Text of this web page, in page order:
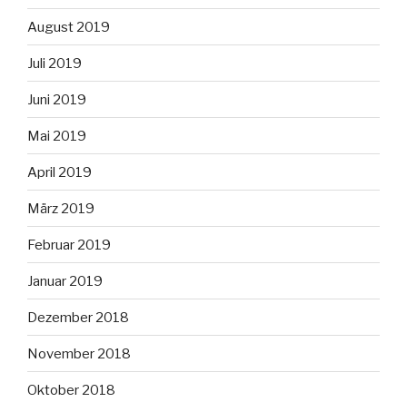
August 2019
Juli 2019
Juni 2019
Mai 2019
April 2019
März 2019
Februar 2019
Januar 2019
Dezember 2018
November 2018
Oktober 2018